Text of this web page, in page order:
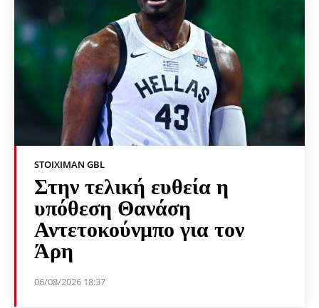
STOIXIMAN GBL
Στην τελική ευθεία η
υπόθεση Θανάση
Αντετοκούνμπο για τον
Άρη
06/08/2026 18:37